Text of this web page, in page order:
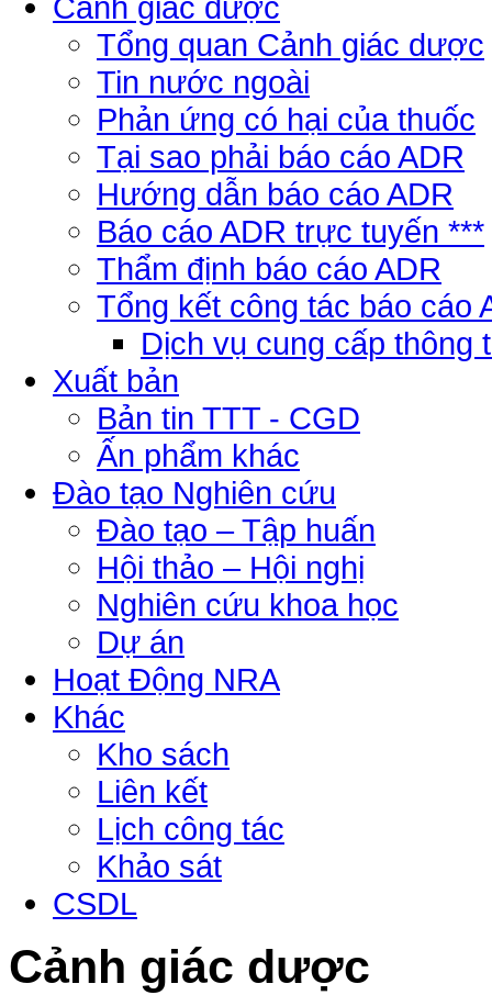
Tổng quan Cảnh giác dược
Tin nước ngoài
Phản ứng có hại của thuốc
Tại sao phải báo cáo ADR
Hướng dẫn báo cáo ADR
Báo cáo ADR trực tuyến ***
Thẩm định báo cáo ADR
Tổng kết công tác báo cáo
Dịch vụ cung cấp thông
Xuất bản
Bản tin TTT - CGD
Ấn phẩm khác
Đào tạo Nghiên cứu
Đào tạo – Tập huấn
Hội thảo – Hội nghị
Nghiên cứu khoa học
Dự án
Hoạt Động NRA
Khác
Kho sách
Liên kết
Lịch công tác
Khảo sát
CSDL
Cảnh giác dược